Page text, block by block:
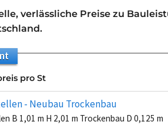
verlässliche Preise zu
pro St
- Neubau Trockenbau
B 1,01 m H 2,01 m Trockenbau D 0,125 m